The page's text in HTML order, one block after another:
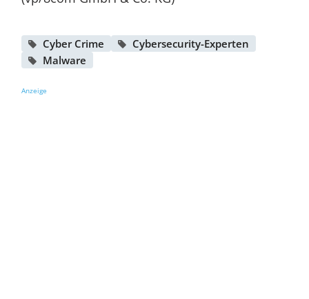
Cyber Crime
Cybersecurity-Experten
Malware
Anzeige